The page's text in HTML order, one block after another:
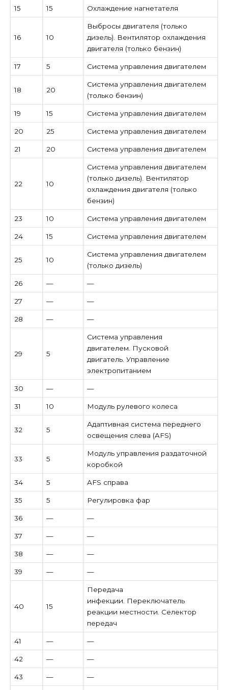
15 15 Охлаждение нагнетателя
16 10
Выбросы двигателя (только
дизель). Вентилятор охлаждения
двигателя (только бензин)
17 5 Система управления двигателем
18 20
Система управления двигателем
(только бензин)
19 15 Система управления двигателем
20 25 Система управления двигателем
21 20 Система управления двигателем
22 10
Система управления двигателем
(только дизель). Вентилятор
охлаждения двигателя (только
бензин)
23 10 Система управления двигателем
24 15 Система управления двигателем
25 10
Система управления двигателем
(только дизель)
26 — —
27 — —
28 — —
29 5
Система управления
двигателем. Пусковой
двигатель. Управление
электропитанием
30 — —
31 10 Модуль рулевого колеса
32 5
Адаптивная система переднего
освещения слева (AFS)
33 5
Модуль управления раздаточной
коробкой
34 5 AFS справа
35 5 Регулировка фар
36 — —
37 — —
38 — —
39 — —
40 15
Передача
инфекции. Переключатель
реакции местности. Селектор
передач
41 — —
42 — —
43 — —